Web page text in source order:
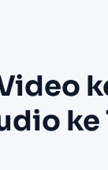
ke